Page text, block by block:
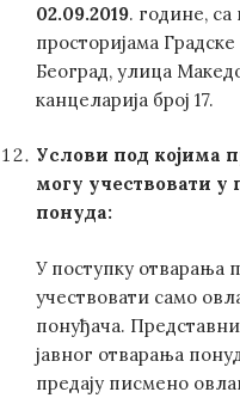
02.09.2019. године, са
просторијама
Београд, улица
канцеларија број 17.
Услови под којима
могу учествовати у
понуда:
У поступку отварања
учествовати само
понуђача.
јавног отварања
предају писмено